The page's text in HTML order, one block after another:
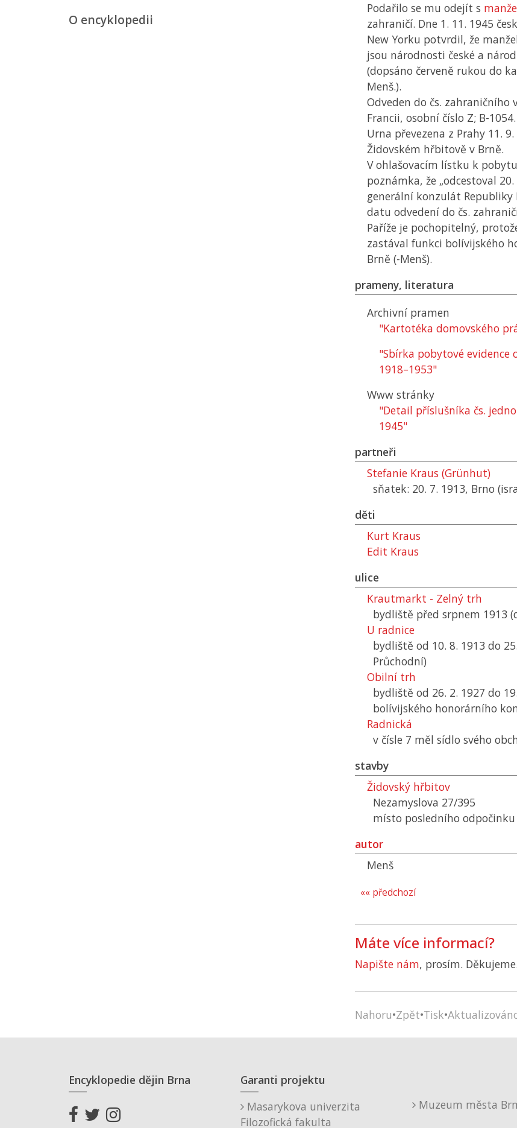
O encyklopedii
Podařilo se mu odejít s
zahraničí. Dne 1. 11. 1945
New Yorku potvrdil, že
jsou národnosti české a
(dopsáno červeně rukou do
Menš.).
Odveden do čs. zahraničního
Francii, osobní číslo Z; B-1054.
Urna převezena z Prahy 11.
Židovském hřbitově v Brně.
V ohlašovacím lístku k
poznámka, že „odcestoval
generální konzulát Republiky
datu odvedení do čs.
Paříže je pochopitelný,
zastával funkci bolívijského
Brně (-Menš).
prameny, literatura
Archivní pramen
"Kartotéka domovského
"Sbírka pobytové evidence
1918–1953"
Www stránky
"Detail příslušníka čs.
1945"
partneři
Stefanie Kraus (Grünhut)
sňatek: 20. 7. 1913, Brno
děti
Kurt Kraus
Edit Kraus
ulice
Krautmarkt - Zelný trh
bydliště před srpnem 1913
U radnice
bydliště od 10. 8. 1913 do
Průchodní)
Obilní trh
bydliště od 26. 2. 1927 do
bolívijského honorárního
Radnická
v čísle 7 měl sídlo svého
stavby
Židovský hřbitov
Nezamyslova 27/395
místo posledního odpočinku
autor
Menš
«« předchozí
Máte více informací?
Napište nám, prosím. Děkujeme.
Nahoru•Zpět•Tisk•
Encyklopedie dějin Brna
Garanti projektu
Masarykova univerzita
Filozofická fakulta
Muzeum města